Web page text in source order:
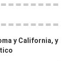
y California, y